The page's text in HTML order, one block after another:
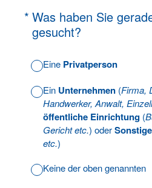
* Was haben Sie
gesucht?
(Erforderlich.)
Eine Privatperson
Ein Unternehmen (Firma,
Handwerker, Anwalt,
öffentliche Einrichtung (
Gericht etc.) oder
etc.)
Keine der oben genannten